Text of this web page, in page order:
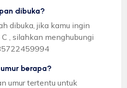
dibuka?
dibuka, jika kamu ingin
, silahkan menghubungi
berapa?
umur tertentu untuk